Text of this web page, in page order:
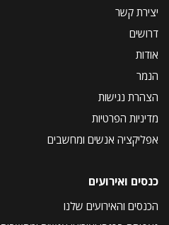
יצירת קשר
דרושים
אודות
הנמר
הצהרת נגישות
מדיניות הפרטיות
אפליקציה אנשים ומחשבים
כנסים ואירועים
הכנסים והאירועים שלנו